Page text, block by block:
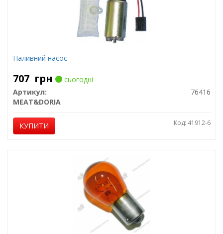
Паливний насос
707 грн
сьогодні
Артикул:
76416
MEAT&DORIA
КУПИТИ Код: 41912-6